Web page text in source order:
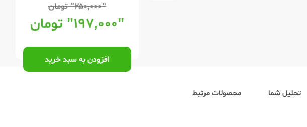
"۲۵۰,۰۰۰" تومان
"۱۹۷,۰۰۰" تومان
افزودن به سبد خرید
تحلیل شما محصولات مرتبط